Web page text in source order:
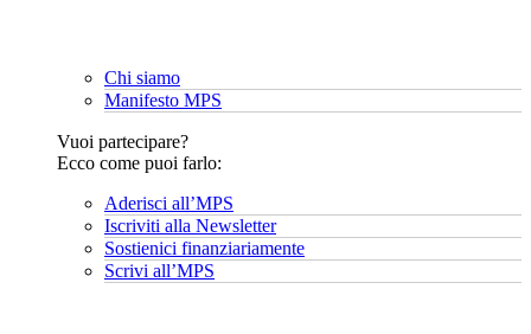
Chi siamo
Manifesto MPS
Vuoi partecipare?
Ecco come puoi farlo:
Aderisci all’MPS
Iscriviti alla Newsletter
Sostienici finanziariamente
Scrivi all’MPS